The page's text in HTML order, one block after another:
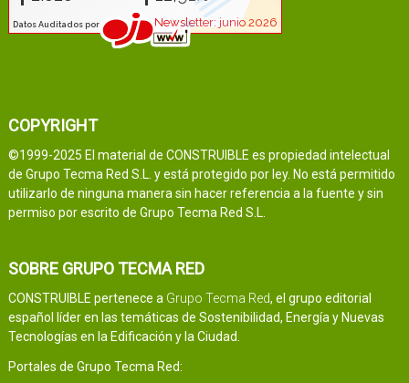
COPYRIGHT
©1999-2025 El material de CONSTRUIBLE es propiedad intelectual
de Grupo Tecma Red S.L. y está protegido por ley. No está permitido
utilizarlo de ninguna manera sin hacer referencia a la fuente y sin
permiso por escrito de Grupo Tecma Red S.L.
SOBRE GRUPO TECMA RED
CONSTRUIBLE pertenece a Grupo Tecma Red, el grupo editorial
español líder en las temáticas de Sostenibilidad, Energía y Nuevas
Tecnologías en la Edificación y la Ciudad.
Portales de Grupo Tecma Red: